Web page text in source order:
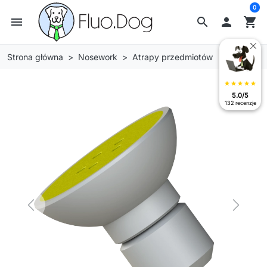
search
menu  shopping_cart
0
Strona główna Nosework Atrapy przedmiotów
Previous Next
star star star star star
5.0/5
132 recenzje